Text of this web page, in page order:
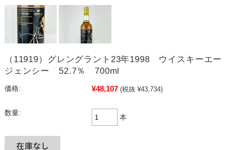
（11919）グレングラント23年1998 ウイスキーエー
ジェンシー 52.7％ 700ml
価格: ¥48,107 (税抜 ¥43,734)
数量:
本